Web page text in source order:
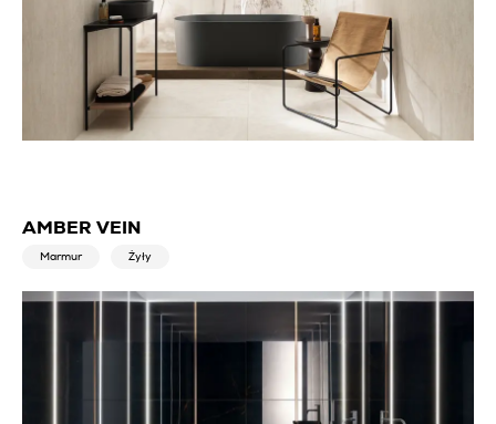
AMBER VEIN
Marmur Żyły